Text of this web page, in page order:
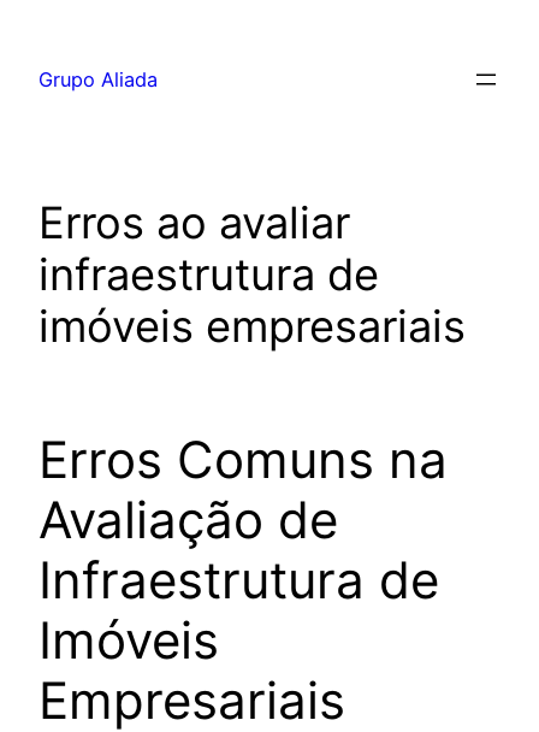
Grupo Aliada
Erros ao avaliar
infraestrutura de
imóveis empresariais
Erros Comuns na
Avaliação de
Infraestrutura de
Imóveis
Empresariais